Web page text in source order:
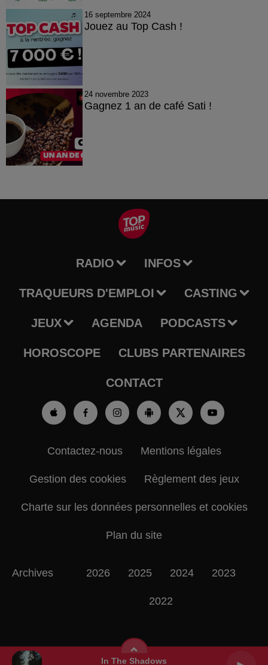
In The Shadows
16 septembre 2024
Jouez au Top Cash !
24 novembre 2023
Gagnez 1 an de café Sati !
RADIO INFOS
TRAQUEURS D'EMPLOI CASTING
JEUX AGENDA PODCASTS
HOROSCOPE CLUBS PARTENAIRES
CONTACT
Contactez-nous Mentions légales
Gestion des cookies Règlement des jeux
Charte sur les données personnelles et cookies
Plan du site
Archives 2026 2025 2024 2023
2022